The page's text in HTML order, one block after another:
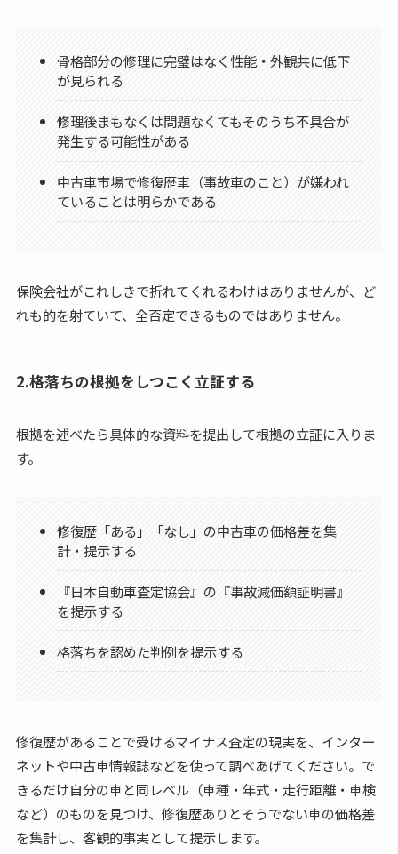
骨格部分の修理に完璧はなく性能・外観共に低下
が見られる
修理後まもなくは問題なくてもそのうち不具合が
発生する可能性がある
中古車市場で修復歴車（事故車のこと）が嫌われ
ていることは明らかである
保険会社がこれしきで折れてくれるわけはありませんが、ど
れも的を射ていて、全否定できるものではありません。
2.格落ちの根拠をしつこく立証する
根拠を述べたら具体的な資料を提出して根拠の立証に入りま
す。
修復歴「ある」「なし」の中古車の価格差を集
計・提示する
『日本自動車査定協会』の『事故減価額証明書』
を提示する
格落ちを認めた判例を提示する
修復歴があることで受けるマイナス査定の現実を、インター
ネットや中古車情報誌などを使って調べあげてください。で
きるだけ自分の車と同レベル（車種・年式・走行距離・車検
など）のものを見つけ、修復歴ありとそうでない車の価格差
を集計し、客観的事実として提示します。